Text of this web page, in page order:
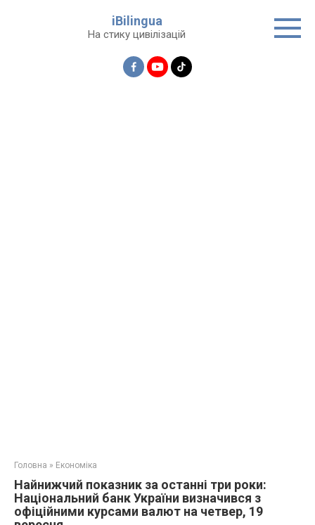
iBilingua
На стику цивілізацій
Головна » Економіка
Найнижчий показник за останні три роки:
Національний банк України визначився з
офіційними курсами валют на четвер, 19